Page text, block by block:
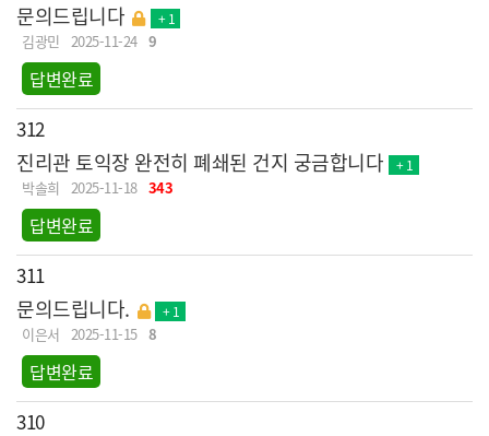
문의드립니다 + 1
김광민 2025-11-24 9
답변완료
312
진리관 토익장 완전히 폐쇄된 건지 궁금합니다 + 1
박솔희 2025-11-18 343
답변완료
311
문의드립니다. + 1
이은서 2025-11-15 8
답변완료
310